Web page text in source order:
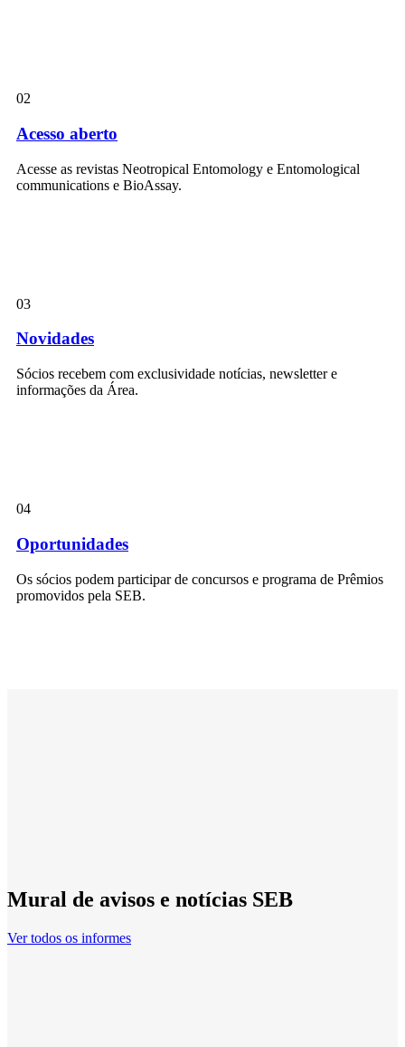
02
Acesso aberto
Acesse as revistas Neotropical Entomology e Entomological
communications e BioAssay.
03
Novidades
Sócios recebem com exclusividade notícias, newsletter e
informações da Área.
04
Oportunidades
Os sócios podem participar de concursos e programa de Prêmios
promovidos pela SEB.
Mural de avisos e notícias SEB
Ver todos os informes